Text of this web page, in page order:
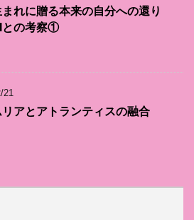
まれに贈る本来の自分への還り
との考察①
21
アとアトランティスの融合